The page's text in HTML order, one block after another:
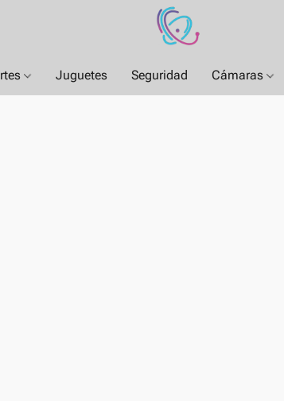
Juguetes Seguridad Cámaras